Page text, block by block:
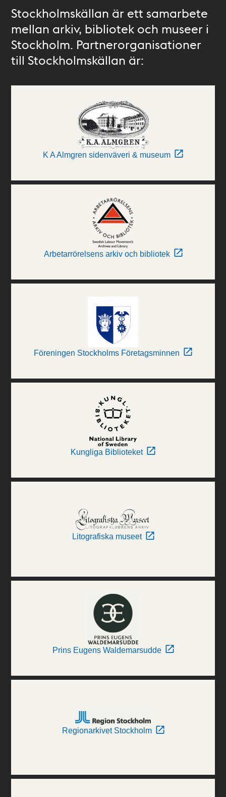
Stockholmskällan är ett samarbete
mellan arkiv, bibliotek och museer i
Stockholm. Partnerorganisationer
till Stockholmskällan är:
K A Almgren sidenväveri & museum
Arbetarrörelsens arkiv och bibliotek
Föreningen Stockholms Företagsminnen
Kungliga Biblioteket
Litografiska museet
Prins Eugens Waldemarsudde
Regionarkivet Stockholm